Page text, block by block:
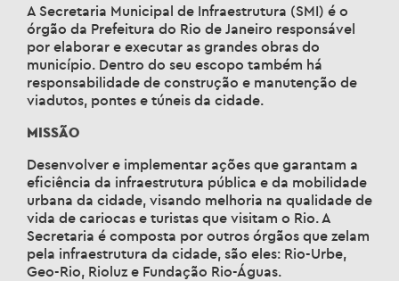
A Secretaria Municipal de Infraestrutura (SMI) é o
órgão da Prefeitura do Rio de Janeiro responsável
por elaborar e executar as grandes obras do
município. Dentro do seu escopo também há
responsabilidade de construção e manutenção de
viadutos, pontes e túneis da cidade.
MISSÃO
Desenvolver e implementar ações que garantam a
eficiência da infraestrutura pública e da mobilidade
urbana da cidade, visando melhoria na qualidade de
vida de cariocas e turistas que visitam o Rio. A
Secretaria é composta por outros órgãos que zelam
pela infraestrutura da cidade, são eles: Rio-Urbe,
Geo-Rio, Rioluz e Fundação Rio-Águas.